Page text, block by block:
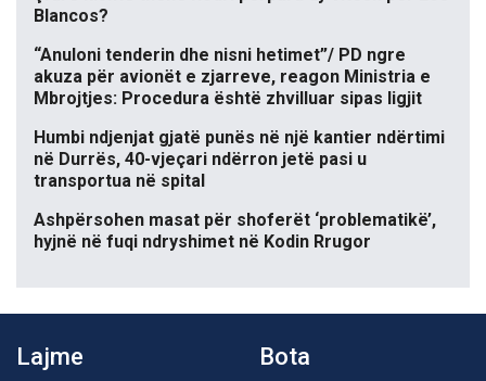
Blancos?
“Anuloni tenderin dhe nisni hetimet”/ PD ngre
akuza për avionët e zjarreve, reagon Ministria e
Mbrojtjes: Procedura është zhvilluar sipas ligjit
Humbi ndjenjat gjatë punës në një kantier ndërtimi
në Durrës, 40-vjeçari ndërron jetë pasi u
transportua në spital
Ashpërsohen masat për shoferët ‘problematikë’,
hyjnë në fuqi ndryshimet në Kodin Rrugor
Lajme Bota